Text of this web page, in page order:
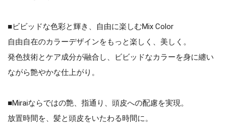
■ビビッドな色彩と輝き、自由に楽しむMix Color
自由自在のカラーデザインをもっと楽しく、美しく。
発色技術とケア成分が融合し、ビビッドなカラーを身に纏い
ながら艶やかな仕上がり。
■Miraiならではの艶、指通り、頭皮への配慮を実現。
放置時間を、髪と頭皮をいたわる時間に。